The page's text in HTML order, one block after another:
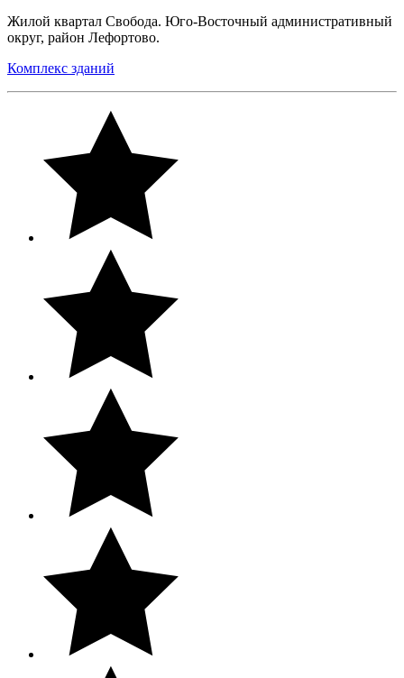
Жилой квартал Свобода. Юго-Восточный административный
округ, район Лефортово.
Комплекс зданий